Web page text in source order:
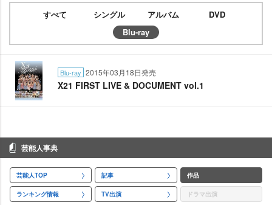
すべて シングル アルバム
DVD
Blu-ray
Blu-ray 2015年03月18日発売
X21 FIRST LIVE & DOCUMENT vol.1
芸能人事典
芸能人TOP 記事 作品
ランキング情報 TV出演 ドラマ出演